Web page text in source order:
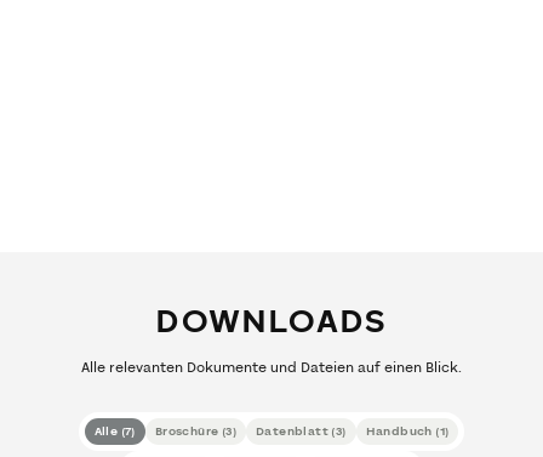
DOWNLOADS
Alle relevanten Dokumente und Dateien auf einen Blick.
Alle (7) Broschüre (3) Datenblatt (3) Handbuch (1)